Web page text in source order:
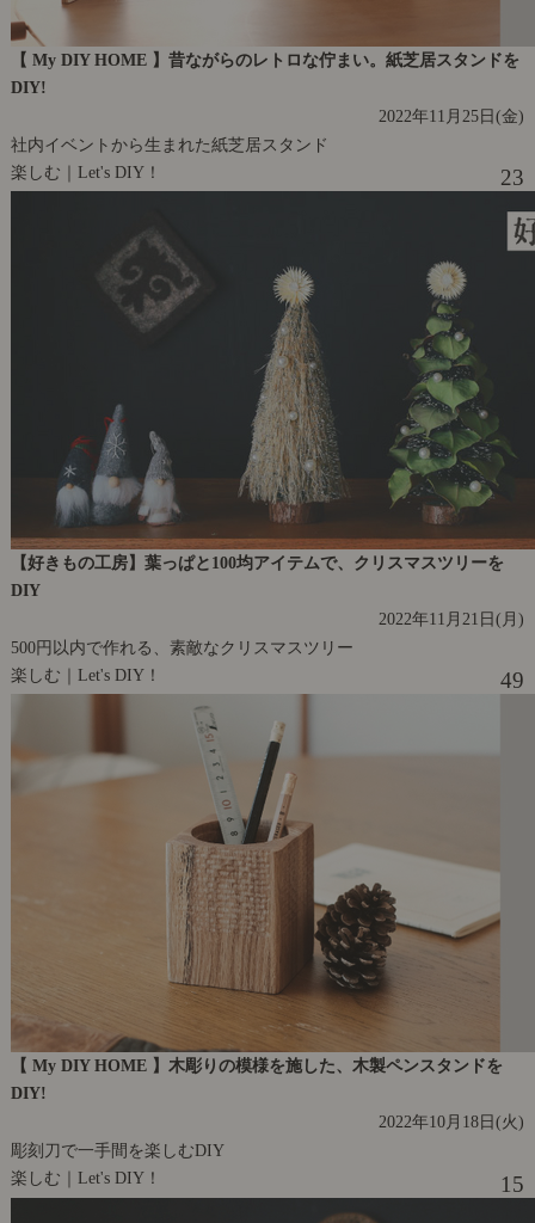
【 My DIY HOME 】昔ながらのレトロな佇まい。紙芝居スタンドを
DIY!
2022年11月25日(金)
社内イベントから生まれた紙芝居スタンド
楽しむ｜Let's DIY！
23
【好きもの工房】葉っぱと100均アイテムで、クリスマスツリーを
DIY
2022年11月21日(月)
500円以内で作れる、素敵なクリスマスツリー
楽しむ｜Let's DIY！
49
【 My DIY HOME 】木彫りの模様を施した、木製ペンスタンドを
DIY!
2022年10月18日(火)
彫刻刀で一手間を楽しむDIY
楽しむ｜Let's DIY！
15